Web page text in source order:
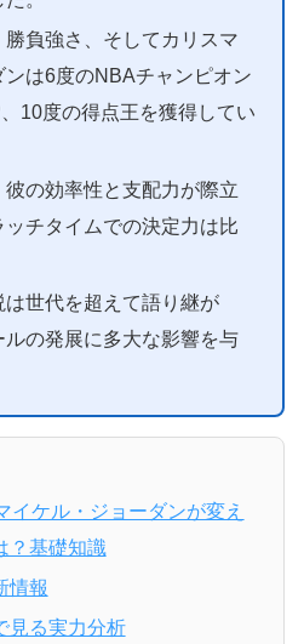
負強さ、そしてカリスマ
は6度のNBAチャンピオン
10度の得点王を獲得してい
の効率性と支配力が際立
チタイムでの決定力は比
世代を超えて語り継が
の発展に多大な影響を与
イケル・ジョーダンが変え
？基礎知識
情報
見る実力分析